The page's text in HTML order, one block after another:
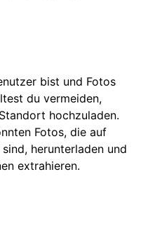
bist und Fotos
du vermeiden,
hochzuladen.
Fotos, die auf
herunterladen und
extrahieren.